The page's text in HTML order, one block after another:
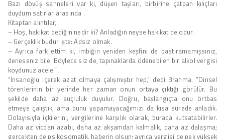
Bazı dövüş sahneleri var ki, düşen taşları, birbirine çatpan kılıçları
duydum satırlar arasında .
Kitaptan alıntılar,
– Hoş, hakikat dediğin nedir ki? Anladığın neyse hakikat de odur.
– Gerçeklik budur işte: Adsız olmak.
– Ayrıca fark ettim ki, imbiğin yeniden keşfini de bastıramamışsınız,
deneseniz bile. Böylece siz de, tapınaklarda ödenebilen bir alkol vergisi
koydunuz acele.”
“İnsanoğlu içerek azat olmaya çalışmıştır hep,” dedi Brahma. “Dinsel
törenlerinin bir yerinde her zaman onun ortaya çıktığı görülür. Bu
şekilde daha az suçluluk duyulur. Doğru, başlangıçta onu örtbas
etmeye çalıştık, ama bunu yapamayacağımızı da kısa sürede anladık.
Dolayısıyla içkilerini, vergilerine karşılık olarak, burada kutsatabilirler.
Daha az vicdan azabı, daha az akşamdan kalmalık, daha az dalaşma;
gerçekten de psikosomatik, haberin olsun; ayrıca vergisi de pek yüksek